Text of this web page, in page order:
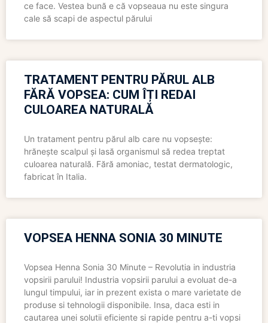
ce face. Vestea bună e că vopseaua nu este singura
cale să scapi de aspectul părului
TRATAMENT PENTRU PĂRUL ALB
FĂRĂ VOPSEA: CUM ÎȚI REDAI
CULOAREA NATURALĂ
Un tratament pentru părul alb care nu vopsește:
hrănește scalpul și lasă organismul să redea treptat
culoarea naturală. Fără amoniac, testat dermatologic,
fabricat în Italia.
VOPSEA HENNA SONIA 30 MINUTE
Vopsea Henna Sonia 30 Minute – Revolutia in industria
vopsirii parului! Industria vopsirii parului a evoluat de-a
lungul timpului, iar in prezent exista o mare varietate de
produse si tehnologii disponibile. Insa, daca esti in
cautarea unei solutii eficiente si rapide pentru a-ti vopsi